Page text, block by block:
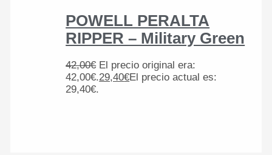
POWELL PERALTA
RIPPER – Military Green
42,00€ El precio original era:
42,00€.29,40€El precio actual es:
29,40€.